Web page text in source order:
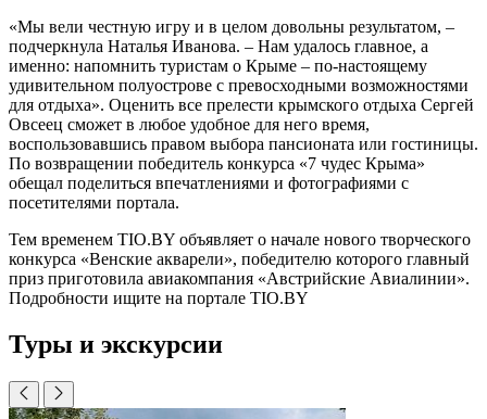
«Мы вели честную игру и в целом довольны результатом, –
подчеркнула Наталья Иванова. – Нам удалось главное, а
именно: напомнить туристам о Крыме – по-настоящему
удивительном полуострове с превосходными возможностями
для отдыха». Оценить все прелести крымского отдыха Сергей
Овсеец сможет в любое удобное для него время,
воспользовавшись правом выбора пансионата или гостиницы.
По возвращении победитель конкурса «7 чудес Крыма»
обещал поделиться впечатлениями и фотографиями с
посетителями портала.
Тем временем TIO.BY объявляет о начале нового творческого
конкурса «Венские акварели», победителю которого главный
приз приготовила авиакомпания «Австрийские Авиалинии».
Подробности ищите на портале TIO.BY
Туры и экскурсии